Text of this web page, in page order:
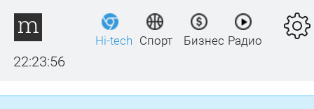
22:23:56
Hi-tech Спорт Бизнес Радио